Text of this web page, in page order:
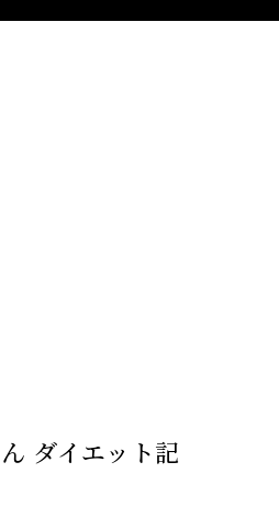
ダイエット記